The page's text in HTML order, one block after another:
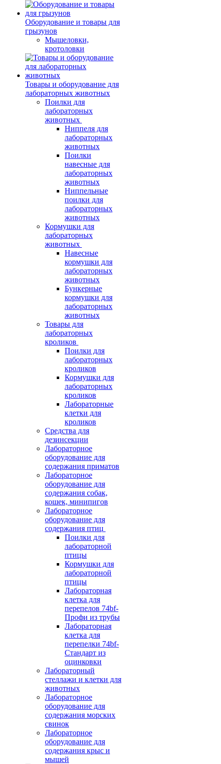
Оборудование и товары для
грызунов
Мышеловки,
кротоловки
Товары и оборудование для
лабораторных животных
Поилки для
лабораторных
животных
Ниппеля для
лабораторных
животных
Поилки
навесные для
лабораторных
животных
Ниппельные
поилки для
лабораторных
животных
Кормушки для
лабораторных
животных
Навесные
кормушки для
лабораторных
животных
Бункерные
кормушки для
лабораторных
животных
Товары для
лабораторных
кроликов
Поилки для
лабораторных
кроликов
Кормушки для
лабораторных
кроликов
Лабораторные
клетки для
кроликов
Средства для
дезинсекции
Лабораторное
оборудование для
содержания приматов
Лабораторное
оборудование для
содержания собак,
кошек, минипигов
Лабораторное
оборудование для
содержания птиц
Поилки для
лабораторной
птицы
Кормушки для
лабораторной
птицы
Лабораторная
клетка для
перепелов 74bf-
Профи из трубы
Лабораторная
клетка для
перепелки 74bf-
Стандарт из
оцинковки
Лабораторный
стеллажи и клетки для
животных
Лабораторное
оборудование для
содержания морских
свинок
Лабораторное
оборудование для
содержания крыс и
мышей